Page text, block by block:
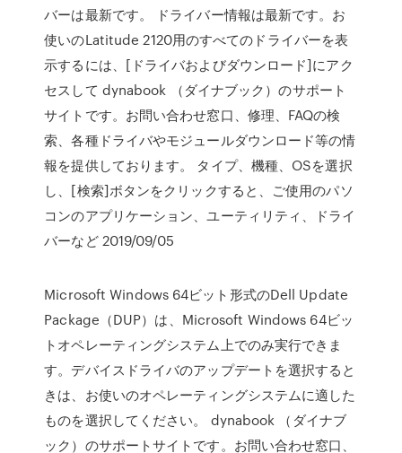
バーは最新です。 ドライバー情報は最新です。お
使いのLatitude 2120用のすべてのドライバーを表
示するには、[ドライバおよびダウンロード]にアク
セスして dynabook （ダイナブック）のサポート
サイトです。お問い合わせ窓口、修理、FAQの検
索、各種ドライバやモジュールダウンロード等の情
報を提供しております。 タイプ、機種、OSを選択
し、[検索]ボタンをクリックすると、ご使用のパソ
コンのアプリケーション、ユーティリティ、ドライ
バーなど 2019/09/05
Microsoft Windows 64ビット形式のDell Update
Package（DUP）は、Microsoft Windows 64ビッ
トオペレーティングシステム上でのみ実行できま
す。デバイスドライバのアップデートを選択すると
きは、お使いのオペレーティングシステムに適した
ものを選択してください。 dynabook （ダイナブ
ック）のサポートサイトです。お問い合わせ窓口、